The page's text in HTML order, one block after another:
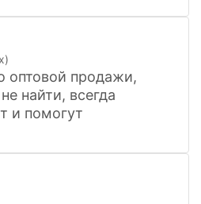
оптовой продажи,
найти, всегда
и помогут